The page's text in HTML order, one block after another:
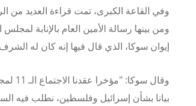
وفي القاعة الكبرى، تمت قراءة العديد من
ومن بينها رسالة الأمين العام بالإنابة
إيوان سوكا، الذي قال فيها إنه كان له
وقال
بيانا بشأن إسرائيل وفلسطين، نطلب فيه